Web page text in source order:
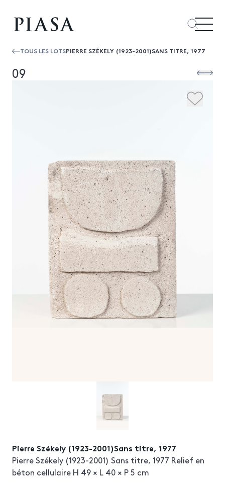
TOUS LES LOTSPIERRE SZÉKELY (1923-2001)SANS TITRE, 1977
09
Pierre Székely (1923-2001)Sans titre, 1977
Pierre Székely (1923-2001) Sans titre, 1977 Relief en
béton cellulaire H 49 × L 40 × P 5 cm